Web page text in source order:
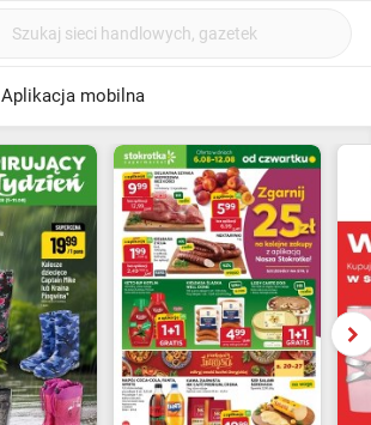
Aplikacja mobilna